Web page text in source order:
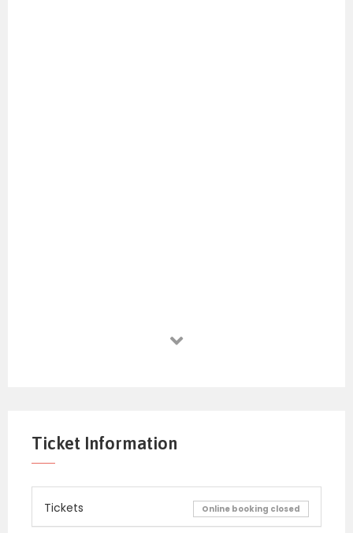
Ticket Information
Tickets Online booking closed